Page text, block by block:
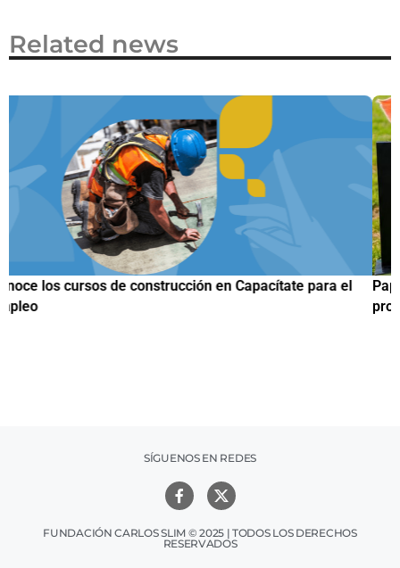
Related news
Papuchis y el Sueño Michoacano como alternativa
productiva
SÍGUENOS EN REDES
FUNDACIÓN CARLOS SLIM © 2025 | TODOS LOS DERECHOS
RESERVADOS